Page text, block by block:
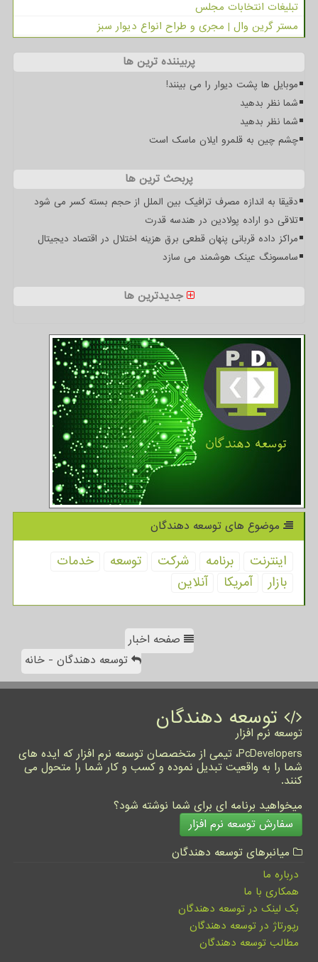
تبلیغات انتخابات مجلس
مستر گرین وال | مجری و طراح انواع دیوار سبز
پربیننده ترین ها
موبایل ها پشت دیوار را می بینند!
شما نظر بدهید
شما نظر بدهید
چشم چین به قلمرو ایلان ماسک است
پربحث ترین ها
دقیقا به اندازه مصرف ترافیک بین الملل از حجم بسته کسر می شود
تلاقی دو اراده پولادین در هندسه قدرت
مراکز داده قربانی پنهان قطعی برق هزینه اختلال در اقتصاد دیجیتال
سامسونگ عینک هوشمند می سازد
جدیدترین ها
موضوع های توسعه دهندگان
اینترنت برنامه شركت توسعه
خدمات
بازار
آمریكا آنلاین
صفحه اخبار
توسعه دهندگان - خانه
توسعه دهندگان
توسعه نرم افزار
PcDevelopers، تیمی از متخصصان توسعه نرم افزار که ایده های
شما را به واقعیت تبدیل نموده و کسب و کار شما را متحول می
کنند.
میخواهید برنامه ای برای شما نوشته شود؟
سفارش توسعه نرم افزار
میانبرهای توسعه دهندگان
درباره ما
همکاری با ما
بک لینک در توسعه دهندگان
رپورتاژ در توسعه دهندگان
مطالب توسعه دهندگان